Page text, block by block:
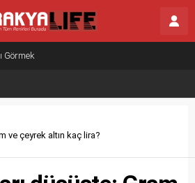
Görmek
ve çeyrek altın kaç lira?